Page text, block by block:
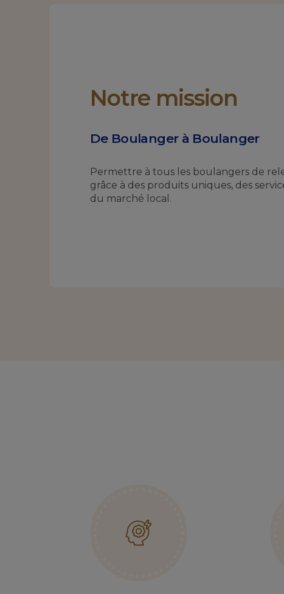
Notre mission
De Boulanger à Boulanger
Permettre à tous les boulangers de
grâce à des produits uniques, des
du marché local.